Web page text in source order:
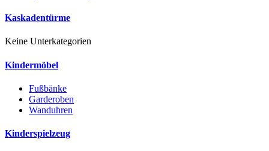
Kaskadentürme
Keine Unterkategorien
Kindermöbel
Fußbänke
Garderoben
Wanduhren
Kinderspielzeug